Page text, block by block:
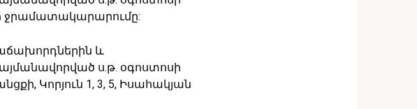
ջրամատակարարումը:
և
ս.թ. օգոստոսի
Կորյուն 1, 3, 5, Իսահակյան